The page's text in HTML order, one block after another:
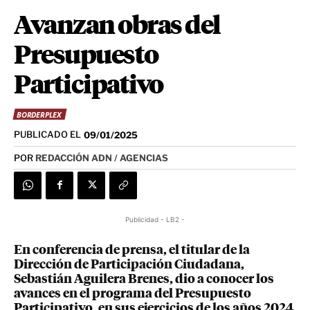
Avanzan obras del
Presupuesto
Participativo
BORDERPLEX
PUBLICADO EL 09/01/2025
POR REDACCIÓN ADN / AGENCIAS
Publicidad - LB2 -
En conferencia de prensa, el titular de la
Dirección de Participación Ciudadana,
Sebastián Aguilera Brenes, dio a conocer los
avances en el programa del Presupuesto